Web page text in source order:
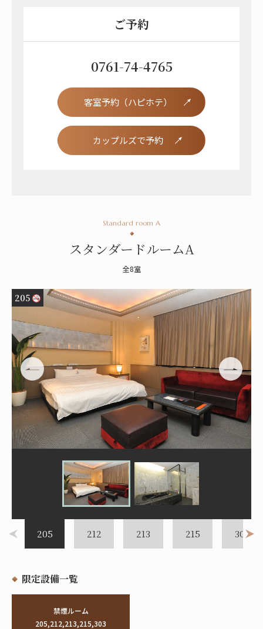
ご予約
0761-74-4765
客室予約（ハピホテ）
カップルズで予約
Standard room A
スタンダードルームA
全8室
205
205 212 213 215 303
限定設備一覧
禁煙ルーム
205,212,213,215,303